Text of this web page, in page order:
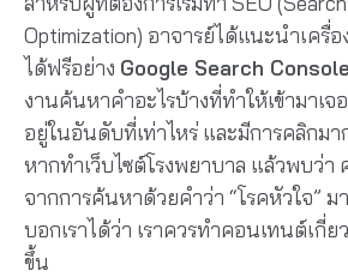
Optimization) อาจารย์ได้แนะนำเครื่อ
ได้ฟรีอย่าง Google Search Console
งานค้นหาคำอะไรบ้างที่ทำให้เข้ามาเจอ
อยู่ในอันดับที่เท่าไหร่ และมีการคลิกม
หากทำเว็บไซต์โรงพยาบาล แล้วพบว่า
จากการค้นหาด้วยคำว่า “โรคหัวใจ”
บอกเราได้ว่า เราควรทำคอนเทนต์เกี่ย
ขึ้น